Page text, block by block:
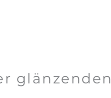
glänzenden